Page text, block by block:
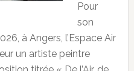
Pour
son
à Angers, l’Espace Air
un artiste peintre